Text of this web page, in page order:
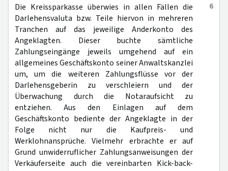
6
Die Kreissparkasse überwies in allen Fällen die
Darlehensvaluta bzw. Teile hiervon in mehreren
Tranchen auf das jeweilige Anderkonto des
Angeklagten. Dieser buchte sämtliche
Zahlungseingänge jeweils umgehend auf ein
allgemeines Geschäftskonto seiner Anwaltskanzlei
um, um die weiteren Zahlungsflüsse vor der
Darlehensgeberin zu verschleiern und der
Überwachung durch die Notaraufsicht zu
entziehen. Aus den Einlagen auf dem
Geschäftskonto bediente der Angeklagte in der
Folge nicht nur die Kaufpreis- und
Werklohnansprüche. Vielmehr erbrachte er auf
Grund unwiderruflicher Zahlungsanweisungen der
Verkäuferseite auch die vereinbarten Kick-back-